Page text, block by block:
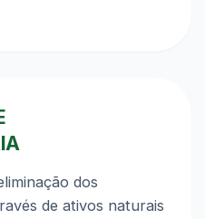
dos
de ativos naturais